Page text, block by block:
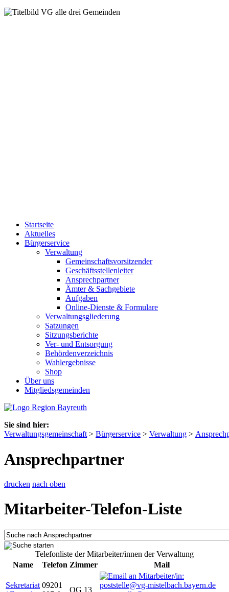
Startseite
Aktuelles
Bürgerservice
Verwaltung
Gemeinschaftsvorsitzender
Geschäftsstellenleiter
Ansprechpartner
Ämter & Sachgebiete
Aufgaben
Online-Dienste & Formulare
Verwaltungsgliederung
Satzungen
Sitzungsberichte
Ver- und Entsorgung
Behördenverzeichnis
Wahlergebnisse
Shop
Über uns
Mitgliedsgemeinden
Sie sind hier:
Verwaltungsgemeinschaft > Bürgerservice > Verwaltung >
Ansprechpartner
drucken nach oben
Mitarbeiter-Telefon-Liste
Telefonliste der Mitarbeiter/innen der Verwaltung
Name
Telefon Zimmer Mail
Sekretariat 09201
OG 13